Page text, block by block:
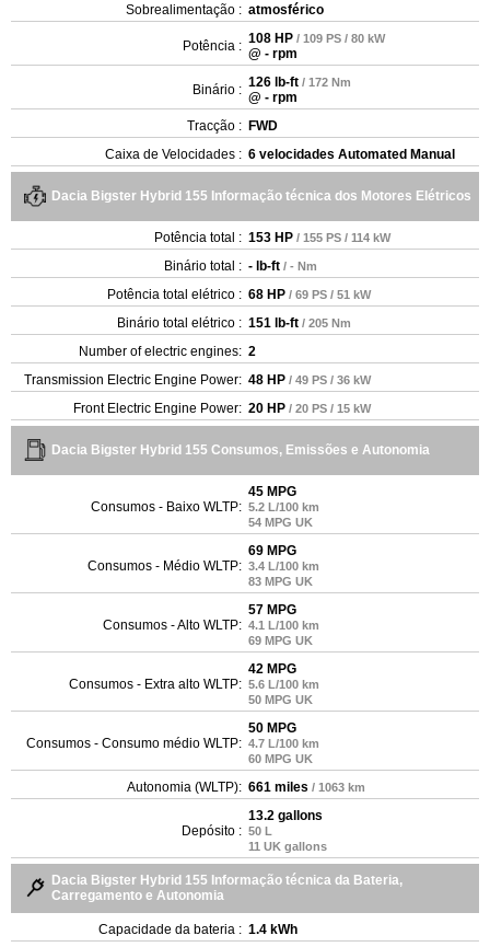
Sobrealimentação : atmosférico
Potência : 108 HP / 109 PS / 80 kW
@ - rpm
Binário : 126 lb-ft / 172 Nm
@ - rpm
Tracção : FWD
Caixa de Velocidades : 6 velocidades Automated Manual
Dacia Bigster Hybrid 155 Informação técnica dos Motores Elétricos
Potência total : 153 HP / 155 PS / 114 kW
Binário total : - lb-ft / - Nm
Potência total elétrico : 68 HP / 69 PS / 51 kW
Binário total elétrico : 151 lb-ft / 205 Nm
Number of electric engines: 2
Transmission Electric Engine Power: 48 HP / 49 PS / 36 kW
Front Electric Engine Power: 20 HP / 20 PS / 15 kW
Dacia Bigster Hybrid 155 Consumos, Emissões e Autonomia
Consumos - Baixo WLTP:
45 MPG
5.2 L/100 km
54 MPG UK
Consumos - Médio WLTP:
69 MPG
3.4 L/100 km
83 MPG UK
Consumos - Alto WLTP:
57 MPG
4.1 L/100 km
69 MPG UK
Consumos - Extra alto WLTP:
42 MPG
5.6 L/100 km
50 MPG UK
Consumos - Consumo médio WLTP:
50 MPG
4.7 L/100 km
60 MPG UK
Autonomia (WLTP): 661 miles / 1063 km
Depósito :
13.2 gallons
50 L
11 UK gallons
Dacia Bigster Hybrid 155 Informação técnica da Bateria,
Carregamento e Autonomia
Capacidade da bateria : 1.4 kWh